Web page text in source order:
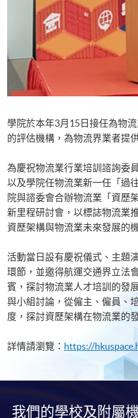
學院於本年3月15日接任為物
的評估機構，為物流界業者提
為慶祝物流業行業培訓諮詢委
以及學院任物流業新一任「過
院與諮委會合辦物流業「資歷
新里程研討會，以標誌物流業
資歷架構與物流業未來發展的
活動當日設有慶祝儀式、主題
環節，並邀得航運交通界立法
賓，探討物流業人才培訓的發
與小組討論，從僱主、僱員、
度，探討資歷架構在物流業的
詳情請瀏覽： https://
我們的學校及附屬